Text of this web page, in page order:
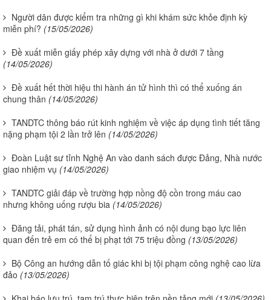
Người dân được kiểm tra những gì khi khám sức khỏe định kỳ
miễn phí? (15/05/2026)
Đề xuất miễn giấy phép xây dựng với nhà ở dưới 7 tầng
(14/05/2026)
Đề xuất hết thời hiệu thi hành án tử hình thì có thể xuống án
chung thân (14/05/2026)
TANDTC thông báo rút kinh nghiệm về việc áp dụng tình tiết tăng
nặng phạm tội 2 lần trở lên (14/05/2026)
Đoàn Luật sư tỉnh Nghệ An vào danh sách được Đảng, Nhà nước
giao nhiệm vụ (14/05/2026)
TANDTC giải đáp về trường hợp nồng độ cồn trong máu cao
nhưng không uống rượu bia (14/05/2026)
Đăng tải, phát tán, sử dụng hình ảnh có nội dung bạo lực liên
quan đến trẻ em có thể bị phạt tới 75 triệu đồng (13/05/2026)
Bộ Công an hướng dẫn tố giác khi bị tội phạm công nghệ cao lừa
đảo (13/05/2026)